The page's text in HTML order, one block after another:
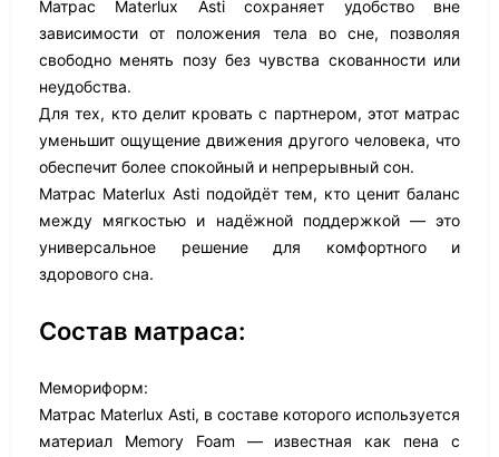
Матрас Materlux Asti сохраняет удобство вне
зависимости от положения тела во сне, позволяя
свободно менять позу без чувства скованности или
неудобства.
Для тех, кто делит кровать с партнером, этот матрас
уменьшит ощущение движения другого человека, что
обеспечит более спокойный и непрерывный сон.
Матрас Materlux Asti подойдёт тем, кто ценит баланс
между мягкостью и надёжной поддержкой — это
универсальное решение для комфортного и
здорового сна.
Состав матраса:
Мемориформ:
Матрас Materlux Asti, в составе которого используется
материал Memory Foam — известная как пена с